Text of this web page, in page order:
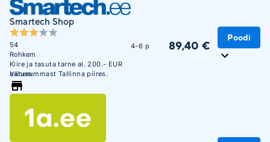
Smartech Shop
54
Rohkem
Kiire ja tasuta tarne al. 200.- EUR
ostusummast Tallinna piires.
Vähem
4-6 p 89,40 €
Poodi